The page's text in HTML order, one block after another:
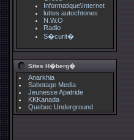
Informatique\Internet
luttes autochtones
N.W.O
Radio
S�curit�
Sites H�berg�
Anarkhia
Sabotage Media
Jeunesse Apatride
KKKanada
Quebec Underground